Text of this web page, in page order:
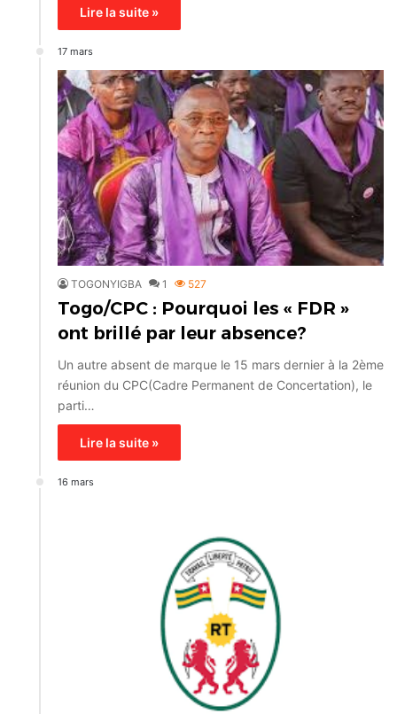
Lire la suite »
17 mars
TOGONYIGBA 1 527
Togo/CPC : Pourquoi les « FDR »
ont brillé par leur absence?
Un autre absent de marque le 15 mars dernier à la 2ème
réunion du CPC(Cadre Permanent de Concertation), le
parti…
Lire la suite »
16 mars